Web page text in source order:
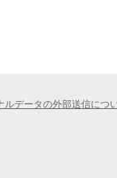
ルデータの外部送信につ